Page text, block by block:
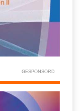
GESPONSORD